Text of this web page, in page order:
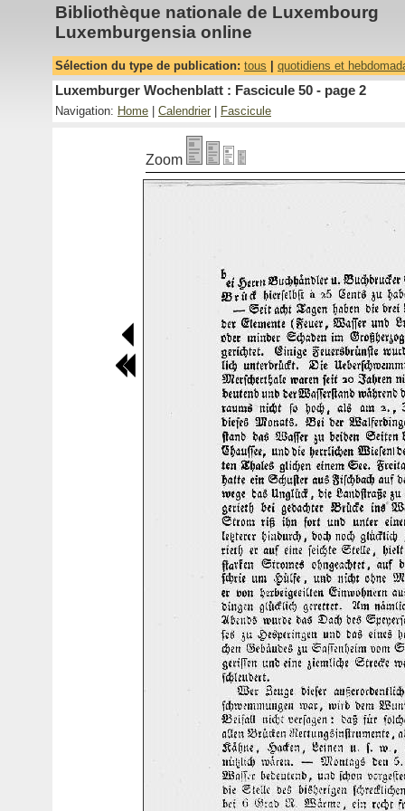
Bibliothèque nationale de Luxembourg
Luxemburgensia online
Sélection du type de publication: tous quotidiens et
Luxemburger Wochenblatt : Fascicule 50 - page 2
Navigation: Home Calendrier Fascicule
Zoom